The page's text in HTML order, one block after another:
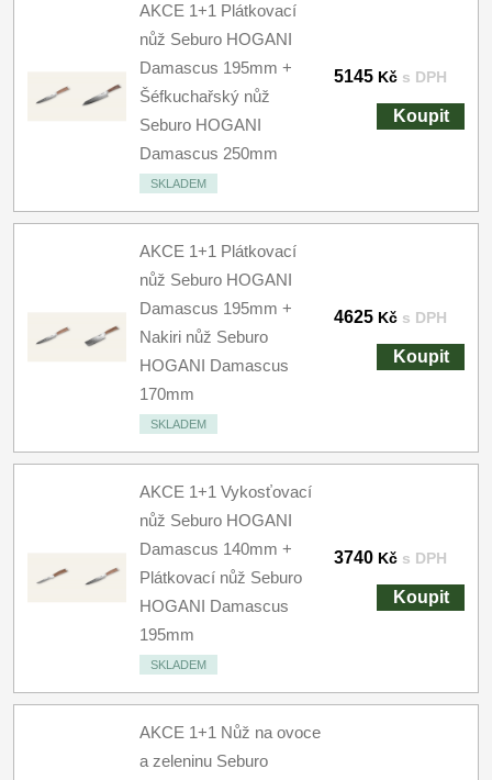
AKCE 1+1 Plátkovací
nůž Seburo HOGANI
Damascus 195mm +
Šéfkuchařský nůž
Seburo HOGANI
Damascus 250mm
SKLADEM
5145 Kč s DPH
Koupit
AKCE 1+1 Plátkovací
nůž Seburo HOGANI
Damascus 195mm +
Nakiri nůž Seburo
HOGANI Damascus
170mm
SKLADEM
4625 Kč s DPH
Koupit
AKCE 1+1 Vykosťovací
nůž Seburo HOGANI
Damascus 140mm +
Plátkovací nůž Seburo
HOGANI Damascus
195mm
SKLADEM
3740 Kč s DPH
Koupit
AKCE 1+1 Nůž na ovoce
a zeleninu Seburo